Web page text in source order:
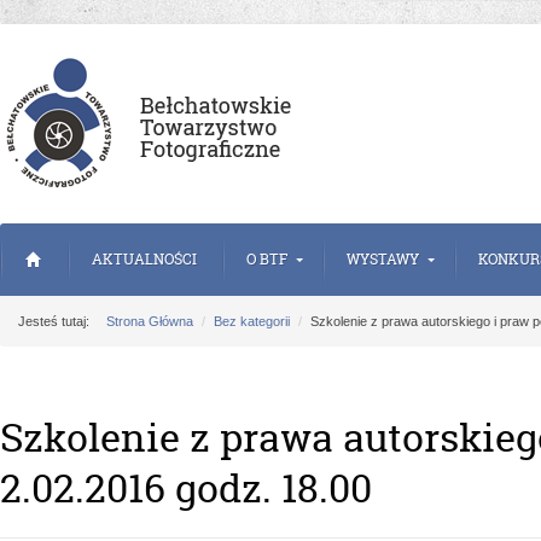
AKTUALNOŚCI O BTF WYSTAWY
Jesteś tutaj: Strona Główna Bez kategorii Szkolenie z prawa autorskiego i praw
Szkolenie z prawa
2.02.2016 godz. 18.00